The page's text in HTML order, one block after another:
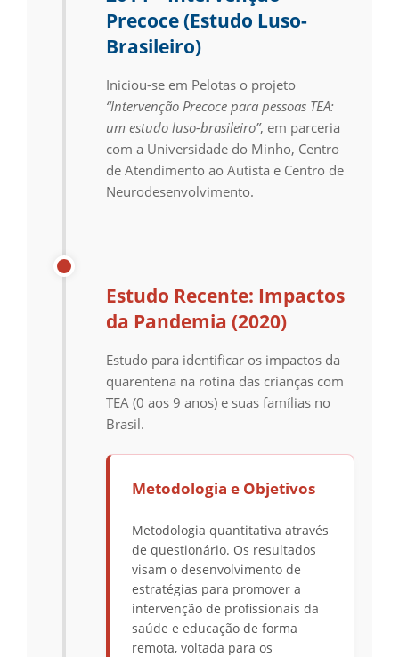
Precoce (Estudo Luso-
Brasileiro)
Iniciou-se em Pelotas o projeto
“Intervenção Precoce para pessoas TEA:
um estudo luso-brasileiro”, em parceria
com a Universidade do Minho, Centro
de Atendimento ao Autista e Centro de
Neurodesenvolvimento.
Estudo Recente: Impactos
da Pandemia (2020)
Estudo para identificar os impactos da
quarentena na rotina das crianças com
TEA (0 aos 9 anos) e suas famílias no
Brasil.
Metodologia e Objetivos
Metodologia quantitativa através
de questionário. Os resultados
visam o desenvolvimento de
estratégias para promover a
intervenção de profissionais da
saúde e educação de forma
remota, voltada para os